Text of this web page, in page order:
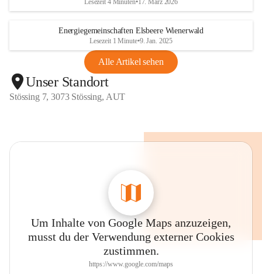
Lesezeit 4 Minuten•17. März 2026
Energiegemeinschaften Elsbeere Wienerwald
Lesezeit 1 Minute•9. Jan. 2025
Alle Artikel sehen
Unser Standort
Stössing 7, 3073 Stössing, AUT
Um Inhalte von Google Maps anzuzeigen,
musst du der Verwendung externer Cookies
zustimmen.
https://www.google.com/maps